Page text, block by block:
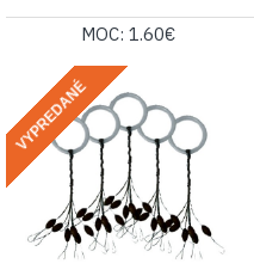
MOC: 1.60€
VYPREDANÉ